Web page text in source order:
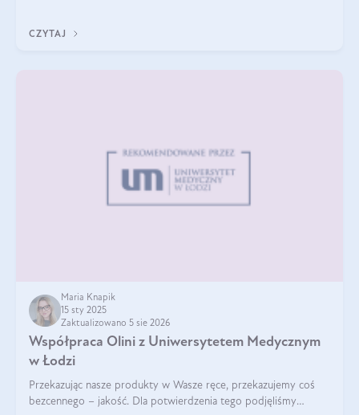
CZYTAJ
Maria Knapik
15 sty 2025
Zaktualizowano 5 sie 2026
Współpraca Olini z Uniwersytetem Medycznym
w Łodzi
Przekazując nasze produkty w Wasze ręce, przekazujemy coś
bezcennego – jakość. Dla potwierdzenia tego podjęliśmy